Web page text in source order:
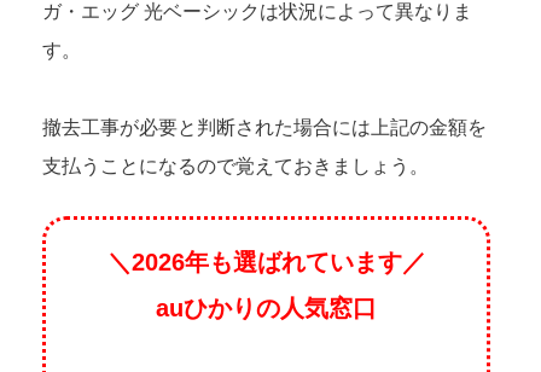
ガ・エッグ 光ベーシックは状況によって異なりま
す。
撤去工事が必要と判断された場合には上記の金額を
支払うことになるので覚えておきましょう。
＼2026年も選ばれています／
auひかりの人気窓口